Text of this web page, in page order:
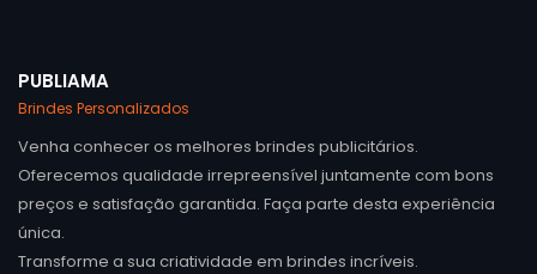
PUBLIAMA
Brindes Personalizados
Venha conhecer os melhores brindes publicitários.
Oferecemos qualidade irrepreensível juntamente com bons
preços e satisfação garantida. Faça parte desta experiência
única.
Transforme a sua criatividade em brindes incríveis.